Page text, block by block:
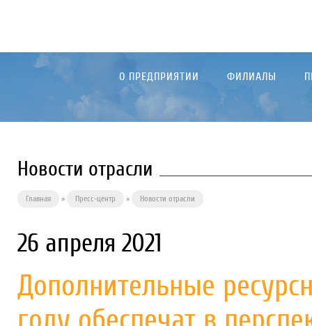
О ПРЕДПРИЯТИИ ФИЛИАЛЫ
Новости отрасли
Главная » Пресс-центр » Новости отрасли
26 апреля 2021
Дополнительные